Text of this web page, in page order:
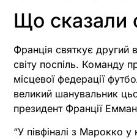
Що сказали
Франція святкує другий
світу поспіль. Команду
місцевої федерації
великий шанувальник
президент Франції
“У півфіналі з Марокко у